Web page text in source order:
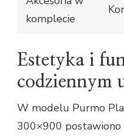
komplecie
Estetyka i
codziennym
W modelu Purmo
300×900 postawiono